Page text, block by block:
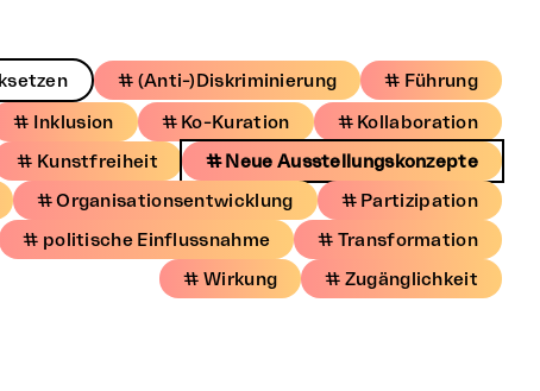
# (Anti-)Diskriminierung # Führung
# Inklusion # Ko-Kuration
# Kollaboration
# Kunstfreiheit
# Neue Ausstellungskonzepte
# Organisationsentwicklung
# Partizipation
# politische Einflussnahme
# Transformation
# Wirkung
# Zugänglichkeit